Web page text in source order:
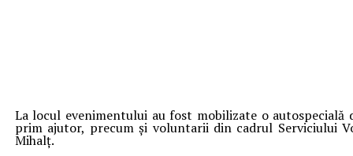
La locul evenimentului au fost mobilizate o autospecială
prim ajutor, precum și voluntarii din cadrul Serviciului
Mihalț.